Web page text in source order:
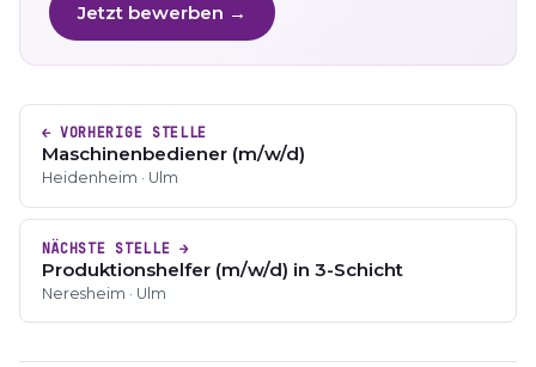
Jetzt bewerben →
← VORHERIGE STELLE
Maschinenbediener (m/w/d)
Heidenheim · Ulm
NÄCHSTE STELLE →
Produktionshelfer (m/w/d) in 3-Schicht
Neresheim · Ulm